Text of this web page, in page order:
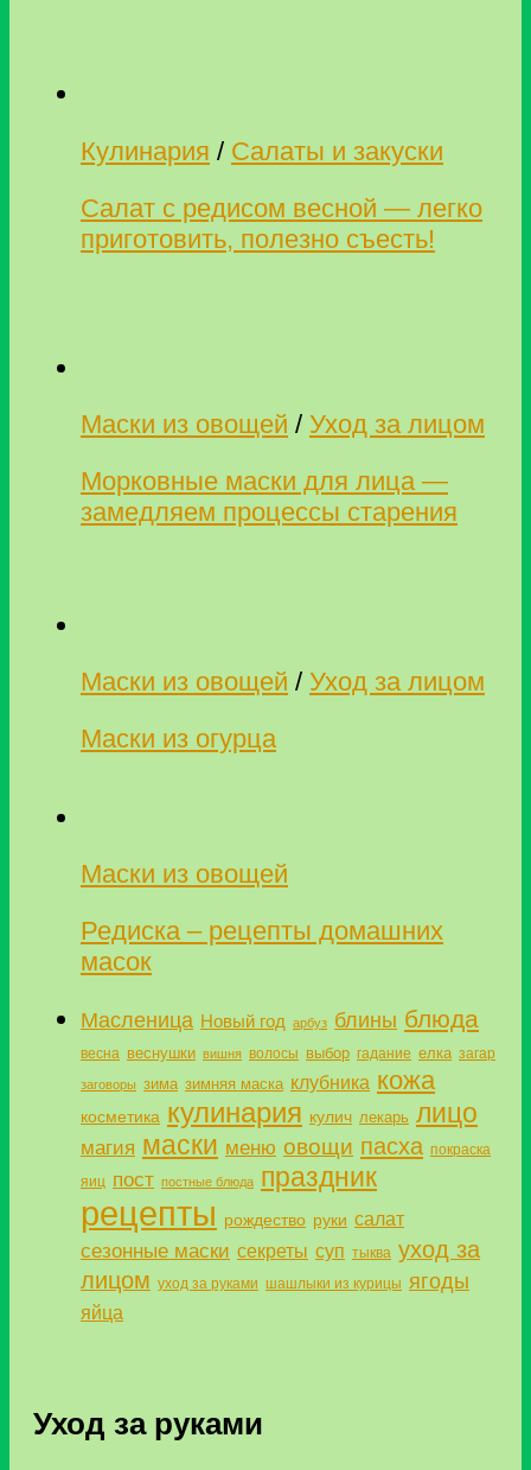
Кулинария / Салаты и закуски
Салат с редисом весной — легко
приготовить, полезно съесть!
Маски из овощей / Уход за лицом
Морковные маски для лица —
замедляем процессы старения
Маски из овощей / Уход за лицом
Маски из огурца
Маски из овощей
Редиска – рецепты домашних
масок
Масленица Новый год арбуз блины блюда
весна веснушки вишня волосы выбор гадание елка загар
заговоры зима зимняя маска клубника кожа
косметика кулинария кулич лекарь лицо
магия маски меню овощи пасха покраска
яиц пост постные блюда праздник
рецепты рождество руки салат
сезонные маски секреты суп тыква уход за
лицом уход за руками шашлыки из курицы ягоды
яйца
Уход за руками